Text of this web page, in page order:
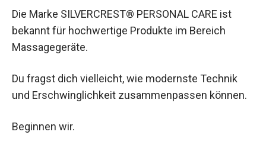
Die Marke SILVERCREST® PERSONAL CARE ist
bekannt für hochwertige Produkte im Bereich
Massagegeräte.
Du fragst dich vielleicht, wie modernste Technik
und Erschwinglichkeit zusammenpassen können.
Beginnen wir.